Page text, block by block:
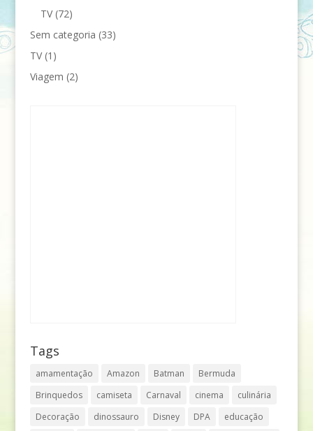
TV(72)
Sem categoria (33)
TV(1)
Viagem (2)
Tags
amamentação Amazon Batman
Bermuda
Brinquedos
camiseta Carnaval cinema
culinária
Decoração
dinossauro Disney DPA
educação